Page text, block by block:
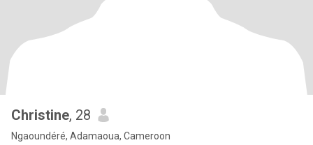
Christine, 28
Ngaoundéré, Adamaoua, Cameroon